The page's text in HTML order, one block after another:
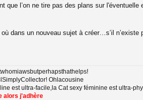
que l’on ne tire pas des plans sur
dans un nouveau sujet à créer…s’il n’existe
Ohlacousine
est ultra-facile,la Cat sexy féminine est ultra-
alors j'adhère